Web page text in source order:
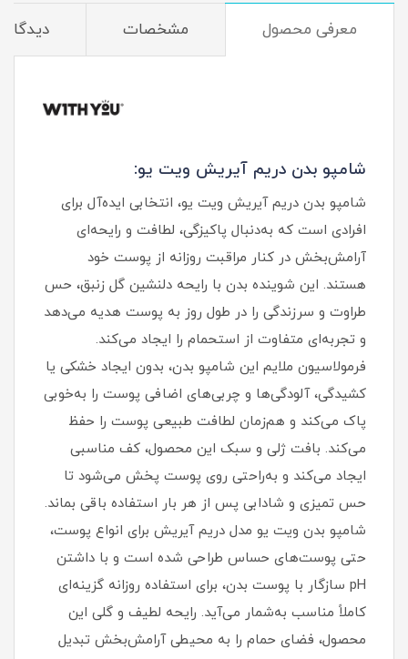
معرفی محصول مشخصات
شامپو بدن دریم آیریش ویت یو:
شامپو بدن دریم آیریش ویت یو، انتخابی ایده‌آل برای
افرادی است که به‌دنبال پاکیزگی، لطافت و رایحه‌ای
آرامش‌بخش در کنار مراقبت روزانه از پوست خود
هستند. این شوینده بدن با رایحه دلنشین گل زنبق، حس
طراوت و سرزندگی را در طول روز به پوست هدیه می‌دهد
و تجربه‌ای متفاوت از استحمام را ایجاد می‌کند.
فرمولاسیون ملایم این شامپو بدن، بدون ایجاد خشکی یا
کشیدگی، آلودگی‌ها و چربی‌های اضافی پوست را به‌خوبی
پاک می‌کند و هم‌زمان لطافت طبیعی پوست را حفظ
می‌کند. بافت ژلی و سبک این محصول، کف مناسبی
ایجاد می‌کند و به‌راحتی روی پوست پخش می‌شود تا
حس تمیزی و شادابی پس از هر بار استفاده باقی بماند.
شامپو بدن ویت یو مدل دریم آیریش برای انواع پوست،
حتی پوست‌های حساس طراحی شده است و با داشتن
pH سازگار با پوست بدن، برای استفاده روزانه گزینه‌ای
کاملاً مناسب به‌شمار می‌آید. رایحه لطیف و گلی این
محصول، فضای حمام را به محیطی آرامش‌بخش تبدیل